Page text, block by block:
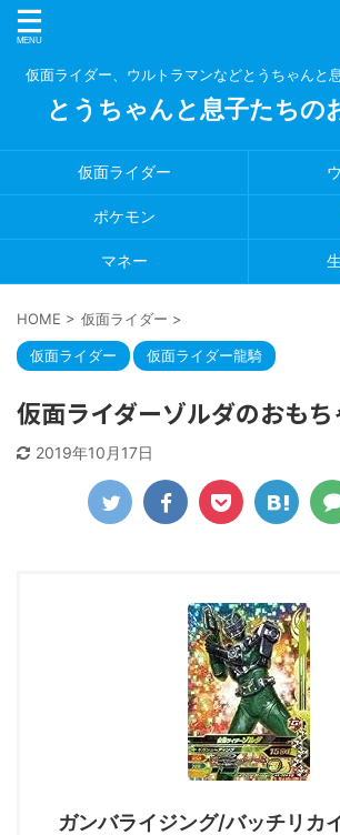
仮面ライダー、ウルトラマンなどとうちゃんと
とうちゃんと息子たちの
仮面ライダー
ポケモン
マネー
HOME > 仮面ライダー >
仮面ライダー 仮面ライダー龍騎
仮面ライダーゾルダのおもち
2019年10月17日
ガンバライジング/バッチリカ